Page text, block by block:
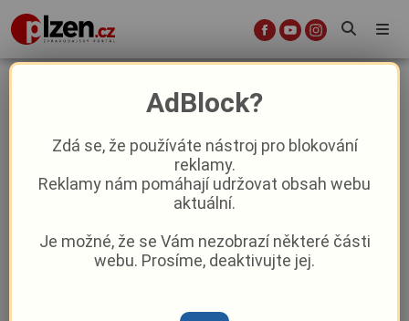
Velký triumf pro Domažlice:
Školačka Kateřina Jandová se stala
mistryní České republiky v
muškaření
Pavel Žižka–25. 6. 12:50
AdBlock?
Zdá se, že používáte nástroj pro blokování
reklamy.
Reklamy nám pomáhají udržovat obsah webu
aktuální.
Je možné, že se Vám nezobrazí některé části
webu. Prosíme, deaktivujte jej.